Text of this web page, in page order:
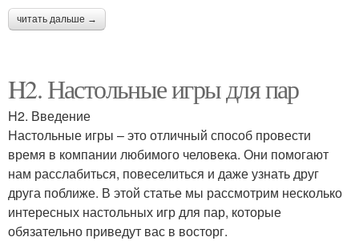
читать дальше →
H2. Настольные игры для пар
H2. Введение
Настольные игры – это отличный способ провести
время в компании любимого человека. Они помогают
нам расслабиться, повеселиться и даже узнать друг
друга поближе. В этой статье мы рассмотрим несколько
интересных настольных игр для пар, которые
обязательно приведут вас в восторг.